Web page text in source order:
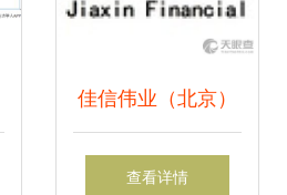
佳信伟业（北京）
信息咨询 深耕金融
查看详情